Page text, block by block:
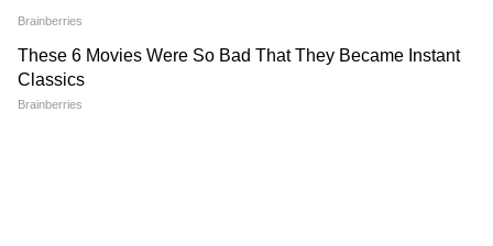
यूपी में हलाल सर्टिफिकेशन के काले कारोबार पर योगी
सरकार ने लगाया प्रतिबंध: प्रोडक्शन, स्टोरेज या सेल
पर रोक